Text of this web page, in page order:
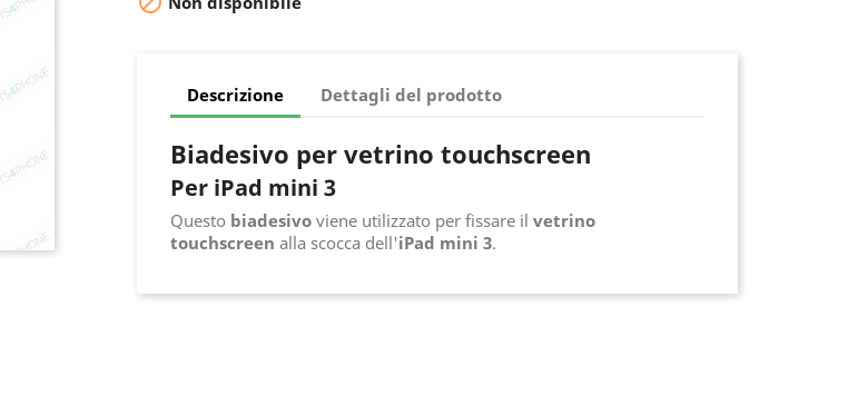
Descrizione Dettagli del prodotto
Biadesivo per vetrino touchscreen
Per iPad mini 3
Questo biadesivo viene utilizzato per fissare il vetrino
touchscreen alla scocca dell'iPad mini 3.